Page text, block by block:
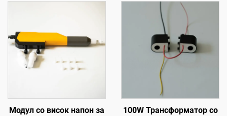
Модул со висок напон за
100W Трансформатор со